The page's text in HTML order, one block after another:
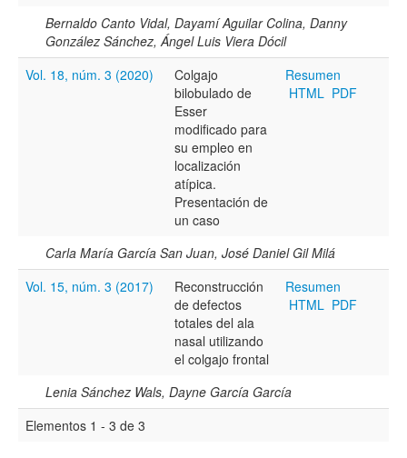
Texto completo
Bernaldo Canto Vidal, Dayamí Aguilar Colina, Danny
González Sánchez, Ángel Luis Viera Dócil
Vol. 18, núm. 3 (2020)
Colgajo
bilobulado de
Esser
modificado para
su empleo en
localización
atípica.
Presentación de
un caso
Resumen
HTML PDF
Carla María García San Juan, José Daniel Gil Milá
Vol. 15, núm. 3 (2017)
Reconstrucción
de defectos
totales del ala
nasal utilizando
el colgajo frontal
Resumen
HTML PDF
Lenia Sánchez Wals, Dayne García García
Elementos 1 - 3 de 3